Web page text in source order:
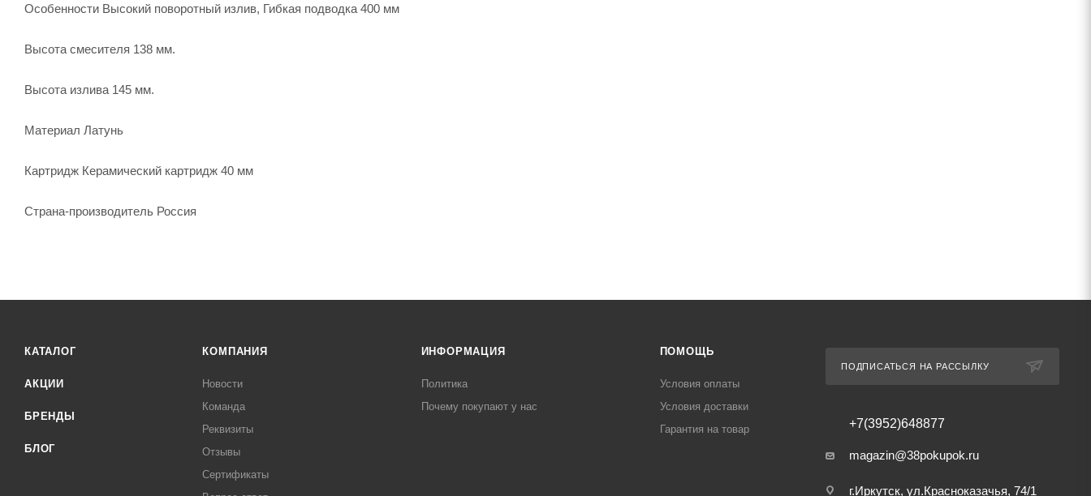
Особенности Высокий поворотный излив, Гибкая подводка 400 мм
Высота смесителя 138 мм.
Высота излива 145 мм.
Материал Латунь
Картридж Керамический картридж 40 мм
Страна-производитель Россия
КАТАЛОГ
АКЦИИ
БРЕНДЫ
БЛОГ
КОМПАНИЯ
Новости
Команда
Реквизиты
Отзывы
Сертификаты
ИНФОРМАЦИЯ
Политика
Почему покупают у нас
ПОМОЩЬ
Условия оплаты
Условия доставки
Гарантия на товар
ПОДПИСАТЬСЯ НА РАССЫЛКУ
+7(3952)648877
magazin@38pokupok.ru
г.Иркутск, ул.Красноказачья, 74/1